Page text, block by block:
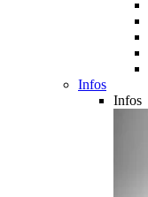
Infos
Infos